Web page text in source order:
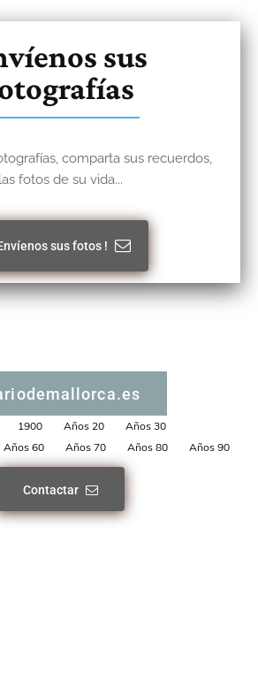
sus
comparta sus recuerdos,
las fotos de su vida...
sus fotos !
1900 Años 20
Años 30
Años 60 Años 70 Años 80 Años 90
Contactar